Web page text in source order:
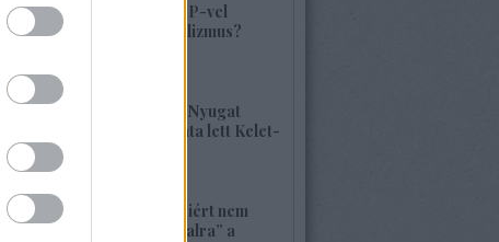
1415. BEKIÁLTÁS: MP-vel
visszatérne a szocializmus?
2026. május 10. 12:25
1414. BEKIÁLTÁS: A Nyugat
hulladékának lerakata lett Kelet-
Európa
2026. május 09. 11:36
1413. BEKIÁLTÁS: Miért nem
szavaznak a „baloldalra” a